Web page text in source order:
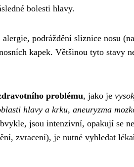
bolesti hlavy.
podráždění sliznice nosu
kapek. Většinou tyto stavy
problému, jako je
hlavy a krku, aneuryzma
jsou intenzivní, opakují se
zvracení), je nutné vyhledat